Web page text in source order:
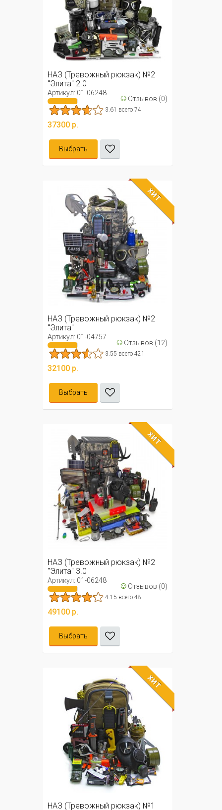
НАЗ (Тревожный рюкзак) №2
"Элита" 2.0
Артикул: 01-06248 ☺ Отзывов (0)
3.61 всего 74
37300 р.
Выбрать
ХИТ
НАЗ (Тревожный рюкзак) №2
"Элита"
Артикул: 01-04757 ☺ Отзывов (12)
3.55 всего 421
32100 р.
Выбрать
ХИТ
НАЗ (Тревожный рюкзак) №2
"Элита" 3.0
Артикул: 01-06248 ☺ Отзывов (0)
4.15 всего 48
49100 р.
Выбрать
ХИТ
НАЗ (Тревожный рюкзак) №1